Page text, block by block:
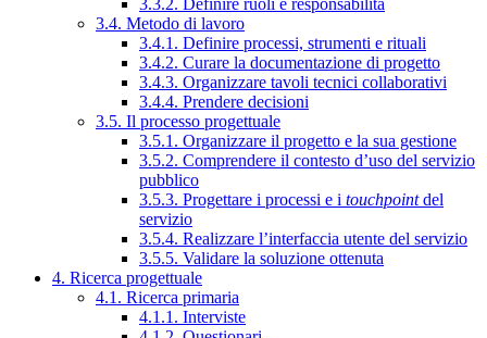
3.4. Metodo di lavoro
3.4.1. Definire processi, strumenti e rituali
3.4.2. Curare la documentazione di progetto
3.4.3. Organizzare tavoli tecnici collaborativi
3.4.4. Prendere decisioni
3.5. Il processo progettuale
3.5.1. Organizzare il progetto e la sua gestione
3.5.2. Comprendere il contesto d’uso del servizio
pubblico
3.5.3. Progettare i processi e i touchpointdel
servizio
3.5.4. Realizzare l’interfaccia utente del servizio
3.5.5. Validare la soluzione ottenuta
4. Ricerca progettuale
4.1. Ricerca primaria
4.1.1. Interviste